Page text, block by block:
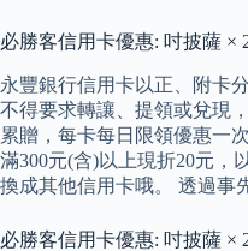
必勝客信用卡優惠: 吋披薩 ×
永豐銀行信用卡以正、附卡
不得要求轉讓、提領或兌現
累贈，每卡每日限領優惠一
滿300元(含)以上現折20元，
換成其他信用卡哦。 透過事
必勝客信用卡優惠: 吋披薩 ×